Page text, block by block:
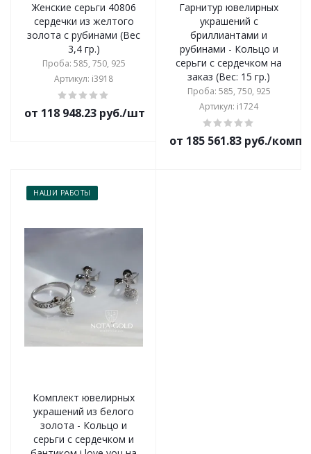
Женские серьги 40806
сердечки из желтого
золота с рубинами (Вес
3,4 гр.)
Проба: 585, 750, 925
Артикул: i3918
от 118 948.23 руб./шт
Гарнитур ювелирных
украшений с
бриллиантами и
рубинами - Кольцо и
серьги с сердечком на
заказ (Вес: 15 гр.)
Проба: 585, 750, 925
Артикул: i1724
от 185 561.83 руб./
НАШИ РАБОТЫ
Комплект ювелирных
украшений из белого
золота - Кольцо и
серьги с сердечком и